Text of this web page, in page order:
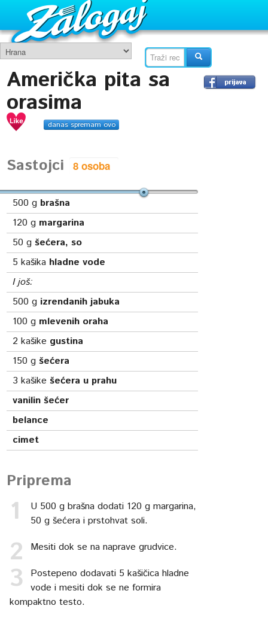
Američka pita sa
orasima
danas spremam ovo
Sastojci
500 g brašna
120 g margarina
50 gšećera, so
5 kašika hladne vode
I još:
500 g izrendanih jabuka
100 g mlevenih oraha
2 kašike gustina
150 gšećera
3 kašikešećera u prahu
vanilin šećer
belance
cimet
Priprema
U 500 g brašna dodati 120 g margarina,
50 g šećera i prstohvat soli.
Mesiti dok se na naprave grudvice.
Postepeno dodavati 5 kašičica hladne
vode i mesiti dok se ne formira
kompaktno testo.